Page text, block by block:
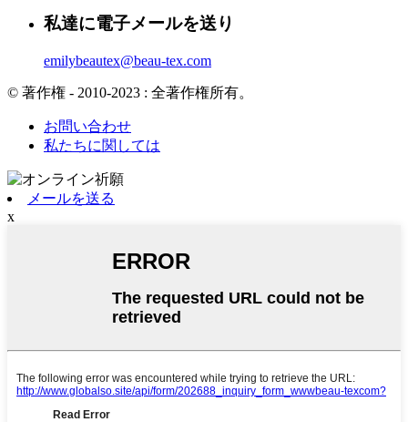
私達に電子メールを送り
emilybeautex@beau-tex.com
© 著作権 - 2010-2023 : 全著作権所有。
お問い合わせ
私たちに関しては
メールを送る
x